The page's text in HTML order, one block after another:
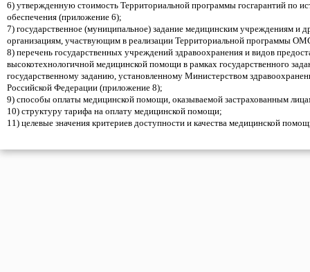
6) утвержденную стоимость Территориальной программы госгарантий по
обеспечения (приложение 6);
7) государственное (муниципальное) задание медицинским учреждениям и
организациям, участвующим в реализации Территориальной программы
8) перечень государственных учреждений здравоохранения и видов
высокотехнологичной медицинской помощи в рамках государственного
государственному заданию, установленному Министерством
Российской Федерации (приложение 8);
9) способы оплаты медицинской помощи, оказываемой застрахованным
10) структуру тарифа на оплату медицинской помощи;
11) целевые значения критериев доступности и качества медицинской